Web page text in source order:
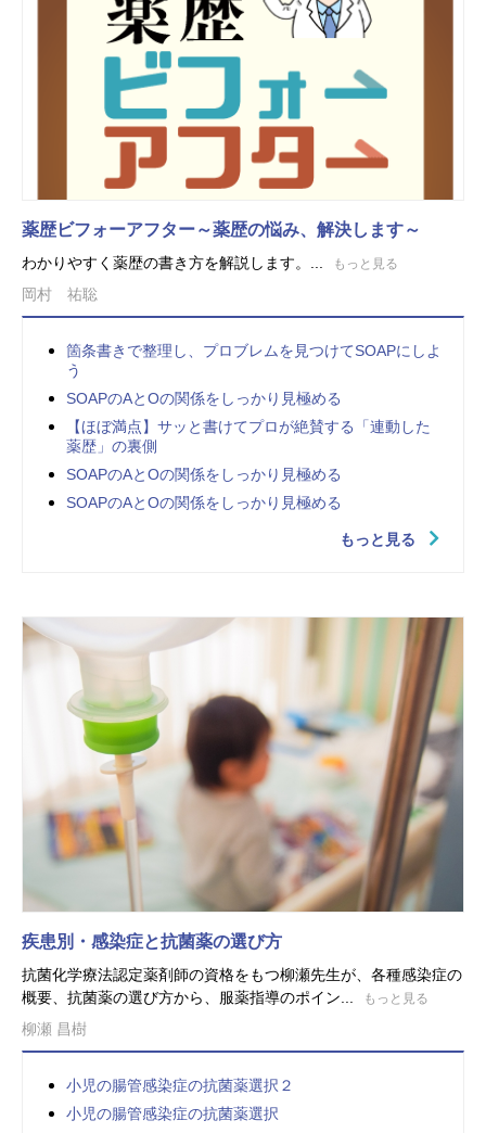
薬歴ビフォーアフター～薬歴の悩み、解決します～
わかりやすく薬歴の書き方を解説します。... もっと見る
岡村 祐聡
箇条書きで整理し、プロブレムを見つけてSOAPにしよ
う
SOAPのAとOの関係をしっかり見極める
【ほぼ満点】サッと書けてプロが絶賛する「連動した
薬歴」の裏側
SOAPのAとOの関係をしっかり見極める
SOAPのAとOの関係をしっかり見極める
もっと見る
疾患別・感染症と抗菌薬の選び方
抗菌化学療法認定薬剤師の資格をもつ柳瀬先生が、各種感染症の
概要、抗菌薬の選び方から、服薬指導のポイン...
もっと見る
柳瀬 昌樹
小児の腸管感染症の抗菌薬選択２
小児の腸管感染症の抗菌薬選択